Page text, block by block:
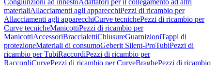
Congiunzioni ad innestoAdattatori per il collegamento ad altri
materialiAllacciamenti agli apparecchiPezzi di ricambio per
Allacciamenti agli apparecchiCurve tecnichePezzi di ricambio per
Curve tecnicheManicottiPezzi di ricambio per
ManicottiAccessoriBraccialettiChiusureGuarnizioniTappi di
protezioneMateriali di consumoGeberit Silent-ProTubiPezzi di
ricambio per TubiRaccordiPezzi di ricambio per
RaccordiCurvePezzi di ricambio per CurveBraghePezzi di ricambio